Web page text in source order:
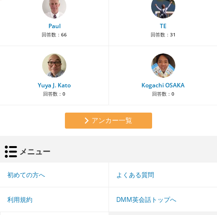
Paul
回答数： 66
TE
回答数： 31
Yuya J. Kato
回答数： 0
Kogachi OSAKA
回答数： 0
アンカー一覧
メニュー
初めての方へ よくある質問
利用規約 DMM英会話トップへ